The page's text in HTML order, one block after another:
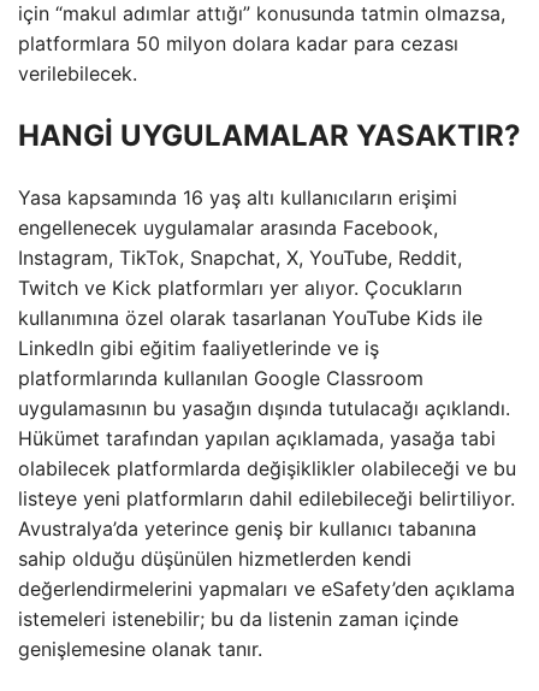
için “makul adımlar attığı” konusunda tatmin olmazsa,
platformlara 50 milyon dolara kadar para cezası
verilebilecek.
HANGİ UYGULAMALAR YASAKTIR?
Yasa kapsamında 16 yaş altı kullanıcıların erişimi
engellenecek uygulamalar arasında Facebook,
Instagram, TikTok, Snapchat, X, YouTube, Reddit,
Twitch ve Kick platformları yer alıyor. Çocukların
kullanımına özel olarak tasarlanan YouTube Kids ile
LinkedIn gibi eğitim faaliyetlerinde ve iş
platformlarında kullanılan Google Classroom
uygulamasının bu yasağın dışında tutulacağı açıklandı.
Hükümet tarafından yapılan açıklamada, yasağa tabi
olabilecek platformlarda değişiklikler olabileceği ve bu
listeye yeni platformların dahil edilebileceği belirtiliyor.
Avustralya’da yeterince geniş bir kullanıcı tabanına
sahip olduğu düşünülen hizmetlerden kendi
değerlendirmelerini yapmaları ve eSafety’den açıklama
istemeleri istenebilir; bu da listenin zaman içinde
genişlemesine olanak tanır.